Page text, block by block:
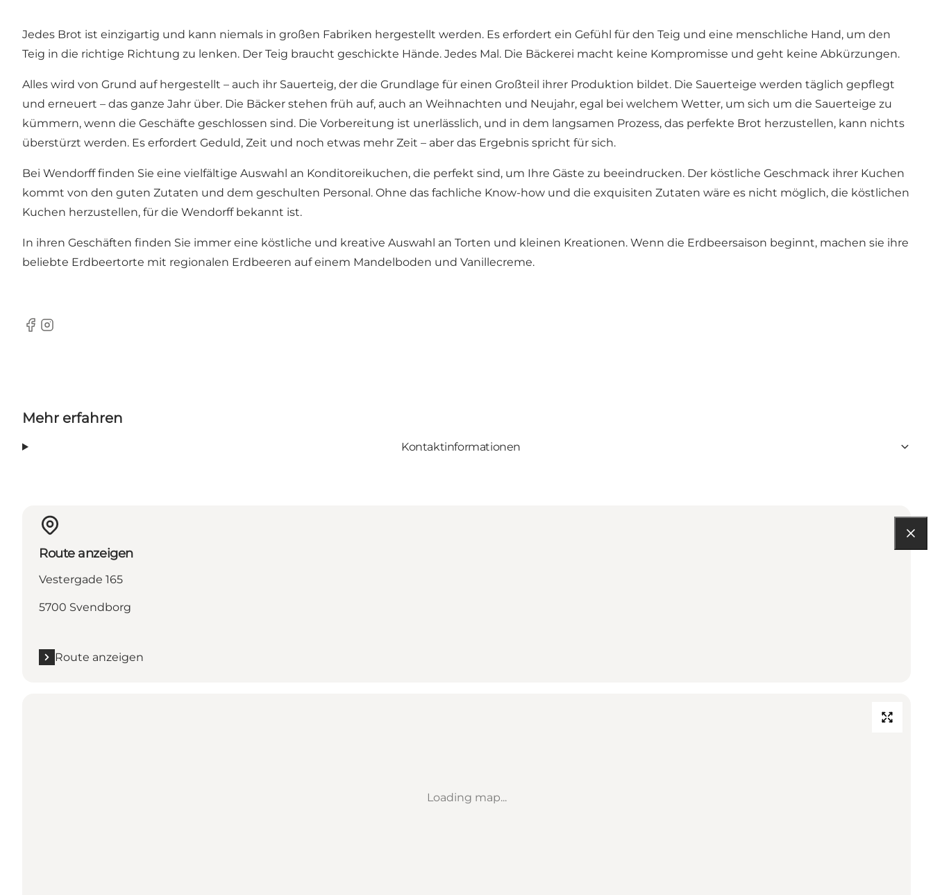
Jedes Brot ist einzigartig und kann niemals in großen Fabriken hergestellt werden. Es erfordert ein Gefühl für den Teig und eine menschliche Hand, um den
Teig in die richtige Richtung zu lenken. Der Teig braucht geschickte Hände. Jedes Mal. Die Bäckerei macht keine Kompromisse und geht keine Abkürzungen.
Alles wird von Grund auf hergestellt – auch ihr Sauerteig, der die Grundlage für einen Großteil ihrer Produktion bildet. Die Sauerteige werden täglich gepflegt
und erneuert – das ganze Jahr über. Die Bäcker stehen früh auf, auch an Weihnachten und Neujahr, egal bei welchem Wetter, um sich um die Sauerteige zu
kümmern, wenn die Geschäfte geschlossen sind. Die Vorbereitung ist unerlässlich, und in dem langsamen Prozess, das perfekte Brot herzustellen, kann nichts
überstürzt werden. Es erfordert Geduld, Zeit und noch etwas mehr Zeit – aber das Ergebnis spricht für sich.
Bei Wendorff finden Sie eine vielfältige Auswahl an Konditoreikuchen, die perfekt sind, um Ihre Gäste zu beeindrucken. Der köstliche Geschmack ihrer Kuchen
kommt von den guten Zutaten und dem geschulten Personal. Ohne das fachliche Know-how und die exquisiten Zutaten wäre es nicht möglich, die köstlichen
Kuchen herzustellen, für die Wendorff bekannt ist.
In ihren Geschäften finden Sie immer eine köstliche und kreative Auswahl an Torten und kleinen Kreationen. Wenn die Erdbeersaison beginnt, machen sie ihre
beliebte Erdbeertorte mit regionalen Erdbeeren auf einem Mandelboden und Vanillecreme.
Facebook
Instagram
Mehr erfahren
Kontaktinformationen
Route anzeigen
Vestergade 165
5700 Svendborg
Route anzeigen
Loading map...